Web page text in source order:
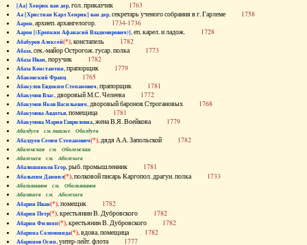
[Аа] Хенрик ван дер, гол. приказчик 1763
Аа [Христиан Карл Хенрик] ван дер, секретарь ученого собрания в г. Гарлеме 1758
Аарон, архиеп. архангелогор. 1734-1736
Аарон [(Еропкин Афанасий Владимирович)], еп. карел. и ладож. 1728
Абабуров Алексей(*), констапель 1782
Абаза, сек.-майор Острогож. гусар. полка 1773
Абаза Иван, поручик 1782
Абаза Константин, прапорщик 1779
Абаковский Франц 1765
Абакулов Евдоким Степанович, прапорщик 1781
Абакумов Влас, дворовый М.С. Челеева 1772
Абакумов Яков Васильевич, дворовый баронов Строгановых 1768
Абакумова Авдотья, помещица 1781
Абакумова Мария Гавриловна, жена В.Я. Воейкова 1779
Абалдуев см. также Оболдуев
Абалдуев Семен Степанович(*), дядя А.А. Запольской 1782
Абаленская см. Оболенская
Абалешев см. Аболешев
Абалишников Егор, рыб. промышленник 1781
Абалыхин Даниил(*), полковой писарь Каргопол. драгун. полка 1733
Абальянинов см. Обольянинов
Абаляшев см. Аболешев
Абарин Иван(*), помещик 1782
Абарин Петр(*), крестьянин В. Дубровского 1782
Абарин Филипп(*), крестьянин В. Дубровского 1782
Абарина Соломонида(*), вдова, помещица 1782
Абаринов Осип, унтер-лейт. флота 1777